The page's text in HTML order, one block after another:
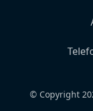
© Copyright